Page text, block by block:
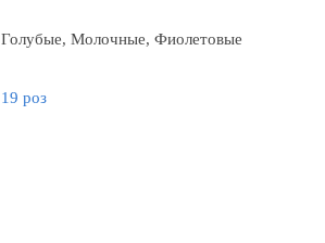
Голубые, Молочные, Фиолетовые
19 роз